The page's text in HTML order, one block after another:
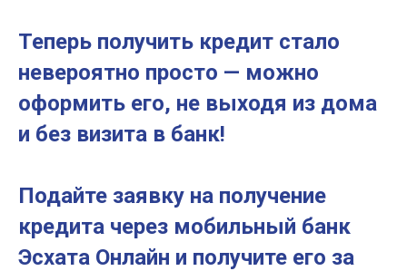
Теперь получить кредит стало
невероятно просто — можно
оформить его, не выходя из дома
и без визита в банк!
Подайте заявку на получение
кредита через мобильный банк
Эсхата Онлайн и получите его за